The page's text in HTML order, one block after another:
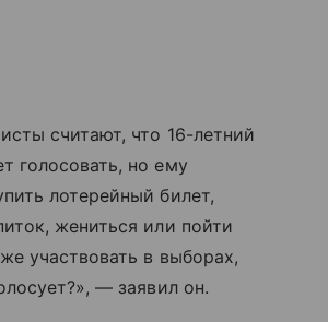
считают, что 16-летний
голосовать, но ему
лотерейный билет,
жениться или пойти
участвовать в выборах,
— заявил он.